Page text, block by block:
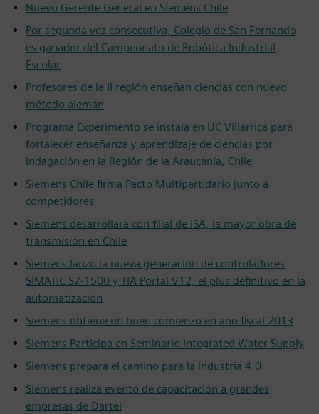
Nuevo Gerente General en Siemens Chile
Por segunda vez consecutiva, Colegio de San Fernando
es ganador del Campeonato de Robótica Industrial
Escolar
Profesores de la II región enseñan ciencias con nuevo
método alemán
Programa Experimento se instala en UC Villarrica para
fortalecer enseñanza y aprendizaje de ciencias por
indagación en la Región de la Araucanía, Chile
Siemens Chile firma Pacto Multipartidario junto a
competidores
Siemens desarrollará con filial de ISA, la mayor obra de
transmisión en Chile
Siemens lanzó la nueva generación de controladores
SIMATIC S7-1500 y TIA Portal V12, el plus definitivo en la
automatización
Siemens obtiene un buen comienzo en año fiscal 2013
Siemens Participa en Seminario Integrated Water Supply
Siemens prepara el camino para la industria 4.0
Siemens realiza evento de capacitación a grandes
empresas de Dartel